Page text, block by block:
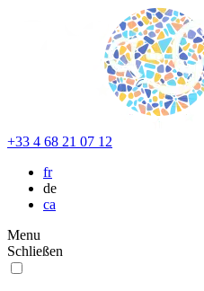
+33 4 68 21 07 12
fr
de
ca
Menu
Schließen